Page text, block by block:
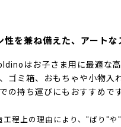
を兼ね備えた、アートな
はお子さま用に最適な
ゴミ箱、おもちゃや小物入
の持ち運びにもおすすめです
程上の理由により、"ばり"